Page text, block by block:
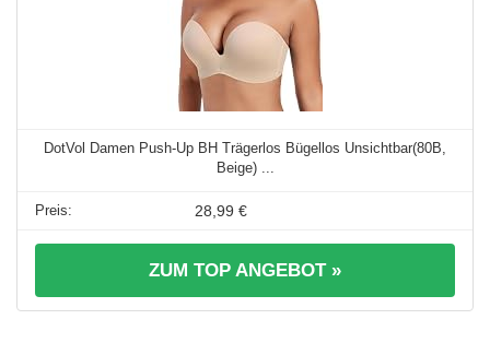
DotVol Damen Push-Up BH Trägerlos Bügellos Unsichtbar(80B,
Beige) ...
28,99 €
ZUM TOP ANGEBOT »